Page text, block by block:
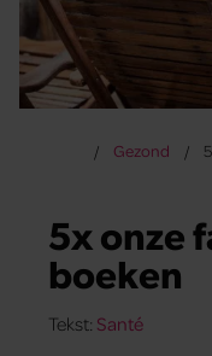
Gezond
5x onze
boeken
Tekst: Santé